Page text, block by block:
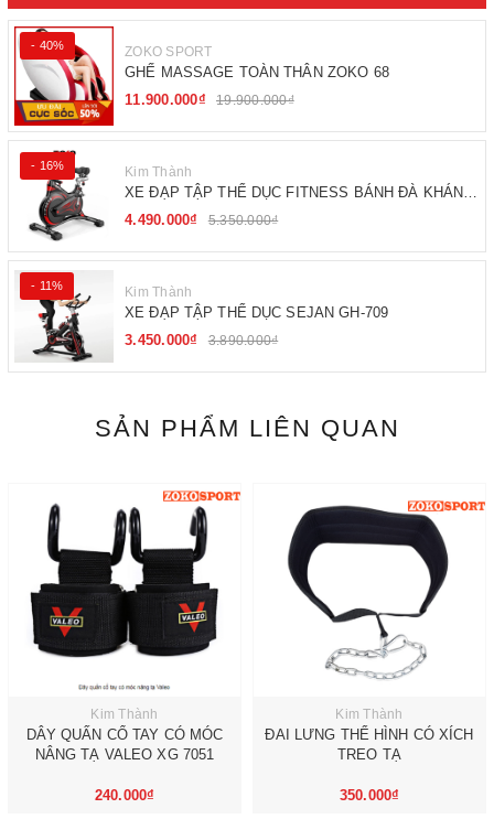
- 40% ZOKO SPORT
GHẾ MASSAGE TOÀN THÂN ZOKO 68
11.900.000₫
19.900.000₫
- 16% Kim Thành
XE ĐẠP TẬP THỂ DỤC FITNESS BÁNH ĐÀ KHÁNG
TỪ
4.490.000₫ 5.350.000₫
- 11% Kim Thành
XE ĐẠP TẬP THỂ DỤC SEJAN GH-709
3.450.000₫
3.890.000₫
SẢN PHẨM LIÊN QUAN
Kim Thành
DÂY QUẤN CỔ TAY CÓ MÓC
NÂNG TẠ VALEO XG 7051
240.000₫
Kim Thành
ĐAI LƯNG THỂ HÌNH CÓ XÍCH
TREO TẠ
350.000₫